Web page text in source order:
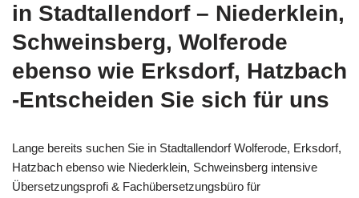
in Stadtallendorf – Niederklein,
Schweinsberg, Wolferode
ebenso wie Erksdorf, Hatzbach
-Entscheiden Sie sich für uns
Lange bereits suchen Sie in Stadtallendorf Wolferode, Erksdorf,
Hatzbach ebenso wie Niederklein, Schweinsberg intensive
Übersetzungsprofi & Fachübersetzungsbüro für